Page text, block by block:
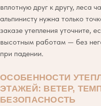
вплотную друг к другу, леса
альпинисту нужна только
заказе утепления уточните,
высотным работам — без
при падении.
ОСОБЕННОСТИ
ЭТАЖЕЙ: ВЕТЕР,
БЕЗОПАСНОСТЬ